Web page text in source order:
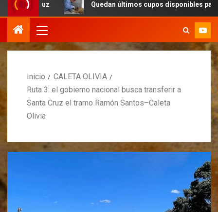
Quedan últimos cupos disponibles para
Inicio
CALETA OLIVIA
Ruta 3: el gobierno nacional busca transferir a
Santa Cruz el tramo Ramón Santos–Caleta
Olivia